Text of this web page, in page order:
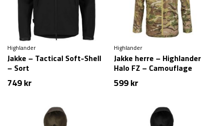
Highlander
Jakke – Tactical Soft-Shell
– Sort
749kr
Highlander
Jakke herre – Highlander
Halo FZ – Camouflage
599kr